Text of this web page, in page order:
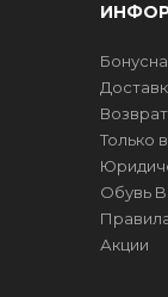
Только
Обувь
Акции